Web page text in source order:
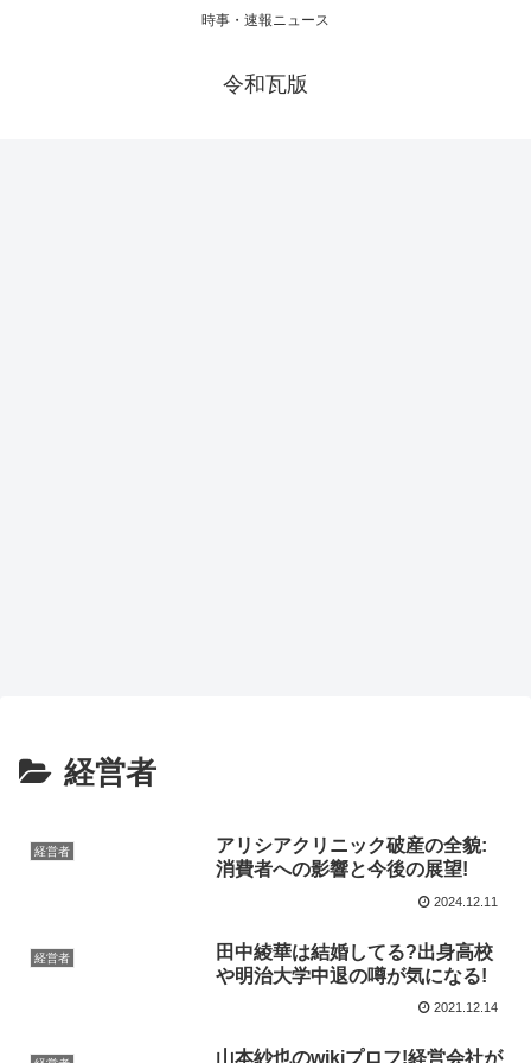
時事・速報ニュース
令和瓦版
経営者
経営者
アリシアクリニック破産の全貌:
消費者への影響と今後の展望!
2024.12.11
経営者
田中綾華は結婚してる?出身高校
や明治大学中退の噂が気になる!
2021.12.14
山本紗也のwikiプロフ!経営会社が